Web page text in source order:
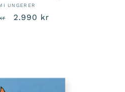
UNGERER
Sértilboð
2.990 kr